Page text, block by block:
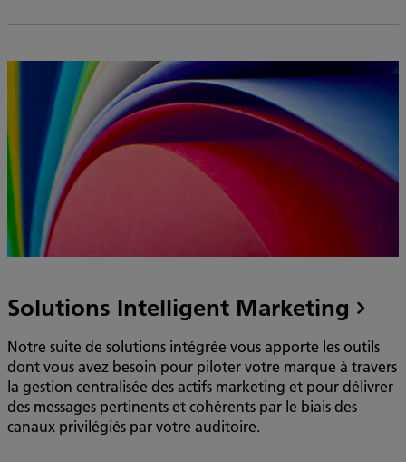
Solutions Intelligent Marketing
Notre suite de solutions intégrée vous apporte les outils
dont vous avez besoin pour piloter votre marque à travers
la gestion centralisée des actifs marketing et pour délivrer
des messages pertinents et cohérents par le biais des
canaux privilégiés par votre auditoire.